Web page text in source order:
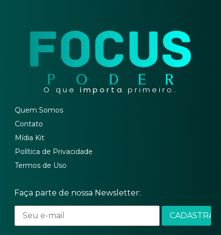
O que importa primeiro.
Quem Somos
Contato
Mídia Kit
Política de Privacidade
Termos de Uso
Faça parte de nossa Newsletter: